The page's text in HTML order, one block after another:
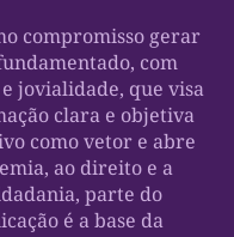
compromisso gerar
com
jovialidade, que visa
clara e objetiva
como vetor e abre
ao direito e a
parte do
é a base da